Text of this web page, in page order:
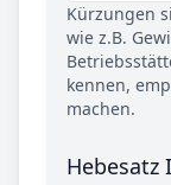
Kürzungen
wie z.B.
kennen,
machen.
Hebesatz